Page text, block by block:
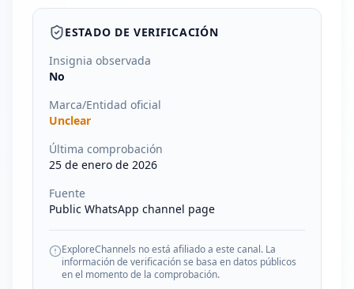
ESTADO DE VERIFICACIÓN
Insignia observada
No
Marca/Entidad oficial
Unclear
Última comprobación
25 de enero de 2026
Fuente
Public WhatsApp channel page
ExploreChannels no está afiliado a este canal. La
información de verificación se basa en datos públicos
en el momento de la comprobación.